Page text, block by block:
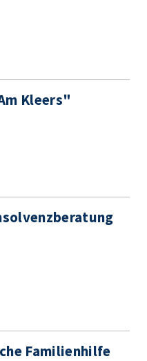
Kleers"
Familienhilfe